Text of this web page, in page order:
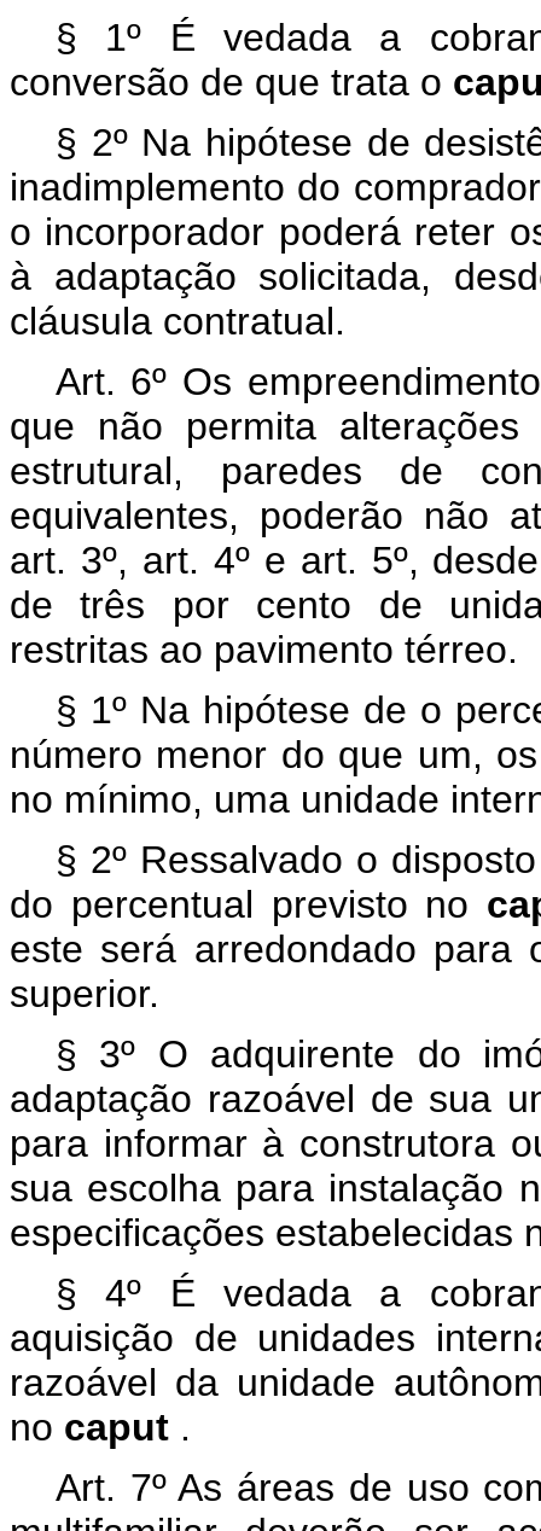
§ 1º É vedada a
conversão de que trata o
§ 2º Na hipótese de
inadimplemento do
o incorporador poderá reter
à adaptação solicitada,
cláusula contratual.
Art. 6º Os
que não permita
estrutural, paredes de
equivalentes, poderão não
art. 3º, art. 4º e art. 5º,
de três por cento de
restritas ao pavimento térreo.
§ 1º Na hipótese de o
número menor do que um,
no mínimo, uma unidade
§ 2º Ressalvado o
do percentual previsto no
este será arredondado para
superior.
§ 3º O adquirente do
adaptação razoável de sua
para informar à construtora
sua escolha para instalação
especificações estabelecidas
§ 4º É vedada a
aquisição de unidades
razoável da unidade
no caput .
Art. 7º As áreas de uso